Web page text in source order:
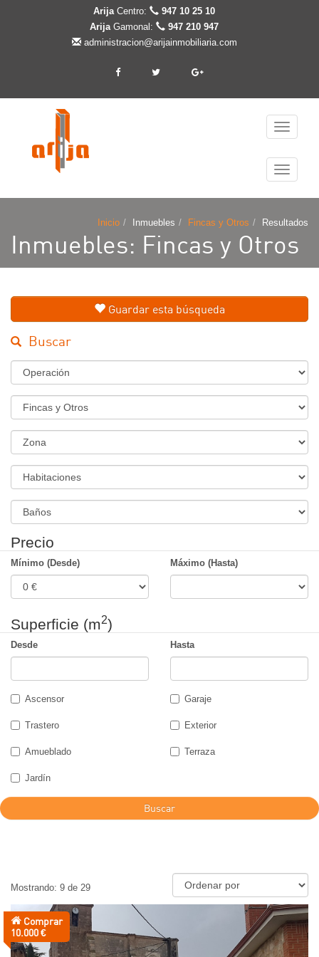
ArijaCentro:
947 10 25 10
ArijaGamonal:
947 210 947
administracion@arijainmobiliaria.com
Cambiar
Cambiar
Inicio Inmuebles Fincas y Otros Resultados
Inmuebles: Fincas y Otros
Guardar esta búsqueda
Buscar
Régimen
Tipo
de
Inmueble
Zona
Habitaciones
Banos
Precio
Mínimo (Desde) Máximo (Hasta)
Superficie (m2)
Desde Hasta
Ascensor Garaje
Trastero Exterior
Amueblado Terraza
Jardín
Buscar
Mostrando: 9 de 29
Comprar
Precio:
10.000 €